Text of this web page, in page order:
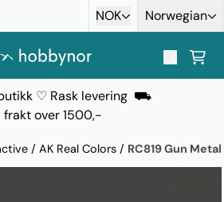
NOK Norwegian
♡ Rask levering ⛟
frakt over 1500,-
/ AK Real Colors / RC819 Gun Metal